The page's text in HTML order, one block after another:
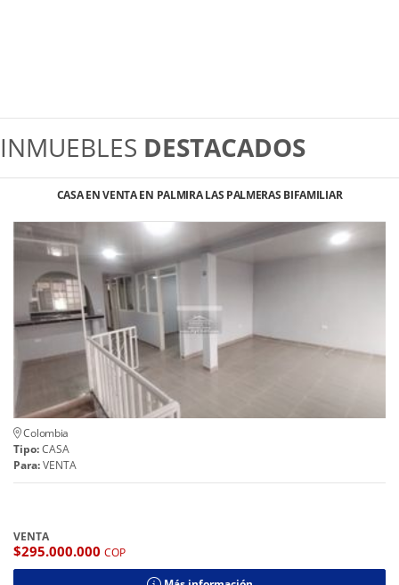
INMUEBLES DESTACADOS
CASA EN VENTA EN PALMIRA LAS PALMERAS BIFAMILIAR
Colombia
Tipo:CASA
Para:VENTA
VENTA
$295.000.000 COP